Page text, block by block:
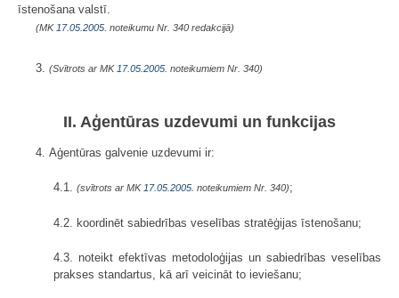
īstenošana valstī.
(MK 17.05.2005. noteikumu Nr. 340 redakcijā)
3. (Svītrots ar MK 17.05.2005. noteikumiem Nr. 340)
II. Aģentūras uzdevumi un funkcijas
4. Aģentūras galvenie uzdevumi ir:
4.1. (svītrots ar MK 17.05.2005. noteikumiem Nr. 340);
4.2. koordinēt sabiedrības veselības stratēģijas īstenošanu;
4.3. noteikt efektīvas metodoloģijas un sabiedrības veselības
prakses standartus, kā arī veicināt to ieviešanu;